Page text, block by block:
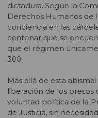
dictadura. Según la
Derechos Humanos de
conciencia en las
centenar que se
que el régimen
300.
Más allá de esta
liberación de los
voluntad política de la
de Justicia, sin